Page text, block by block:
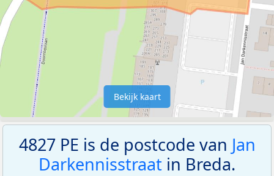
Bekijk kaart
4827 PE is de postcode van Jan
Darkennisstraat in Breda.